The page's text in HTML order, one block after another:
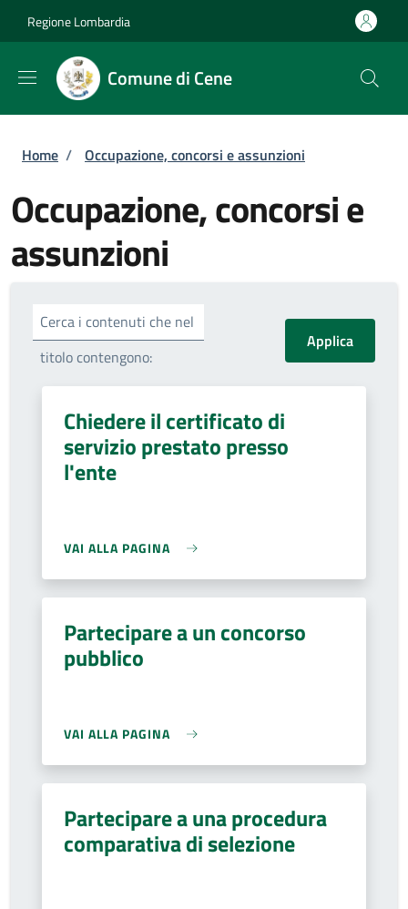
Regione Lombardia
Comune di Cene
Briciole di pane
Home / Occupazione, concorsi e assunzioni
Occupazione, concorsi e
assunzioni
Cerca i contenuti che nel
titolo contengono:
Chiedere il certificato di
servizio prestato presso
l'ente
VAI ALLA PAGINA
Partecipare a un concorso
pubblico
VAI ALLA PAGINA
Partecipare a una procedura
comparativa di selezione